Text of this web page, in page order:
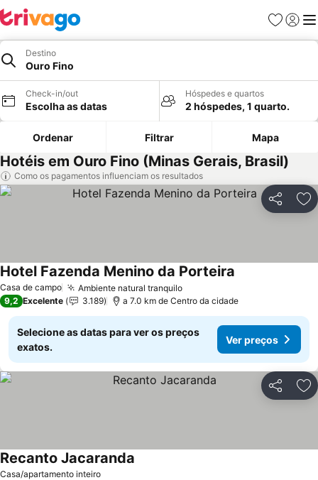
Favoritos
Iniciar
Destino
Ouro Fino
Check-in/out
Escolha as datas
Hóspedes e quartos
2 hóspedes, 1 quarto.
Ordenar Filtrar Mapa
Hotéis em Ouro Fino (Minas Gerais, Brasil)
Como os pagamentos influenciam os resultados
Partilhar
Casa de campo Ambiente natural tranquiloVer preços
Hotel Fazenda Menino da Porteira
9,2 Excelente 3.189 a 7.0 km de Centro da cidade
Selecione as datas para ver os preços
exatos.
Ver preços
Partilhar
Casa/apartamento inteiro
Recanto Jacaranda